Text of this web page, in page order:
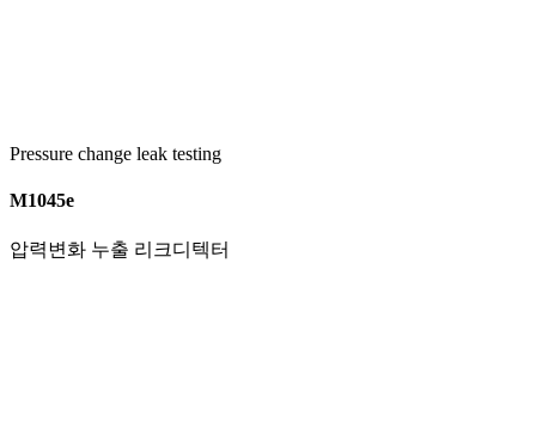
Pressure change leak testing
M1045e
압력변화 누출 리크디텍터